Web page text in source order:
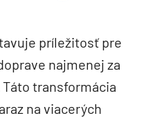
príležitosť pre
najmenej za
transformácia
na viacerých